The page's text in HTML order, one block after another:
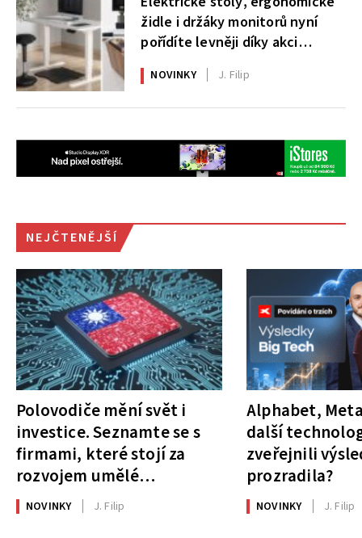
židle i držáky monitorů nyní
pořídíte levněji díky akci
AlzaErgo
NOVINKY J. Filip
NEJČTENĚJŠÍ
Polovodiče mění svět i
investice. Seznamte se s
firmami, které stojí za
rozvojem umělé
inteligence
NOVINKY J. Filip
Alphabet,
další
zveřejnili
prozradila?
NOVINKY J. Filip